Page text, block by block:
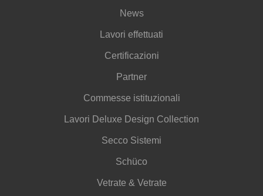
News
Lavori effettuati
Certificazioni
Partner
Commesse istituzionali
Lavori Deluxe Design Collection
Secco Sistemi
Schüco
Vetrate & Vetrate